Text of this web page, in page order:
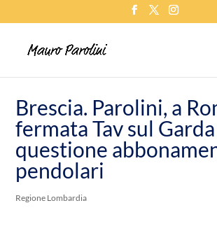
Brescia. Parolini, a
fermata Tav sul
questione
pendolari
Regione Lombardia